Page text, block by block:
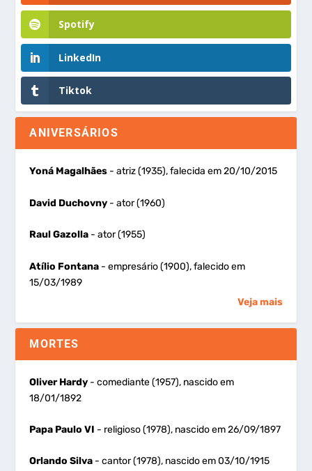
Spotify
LinkedIn
Tiktok
ANIVERSÁRIOS
Yoná Magalhães - atriz (1935), falecida em 20/10/2015
David Duchovny - ator (1960)
Raul Gazolla - ator (1955)
Atílio Fontana - empresário (1900), falecido em
15/03/1989
Veja mais
MORTES
Oliver Hardy - comediante (1957), nascido em
18/01/1892
Papa Paulo VI - religioso (1978), nascido em 26/09/1897
Orlando Silva - cantor (1978), nascido em 03/10/1915